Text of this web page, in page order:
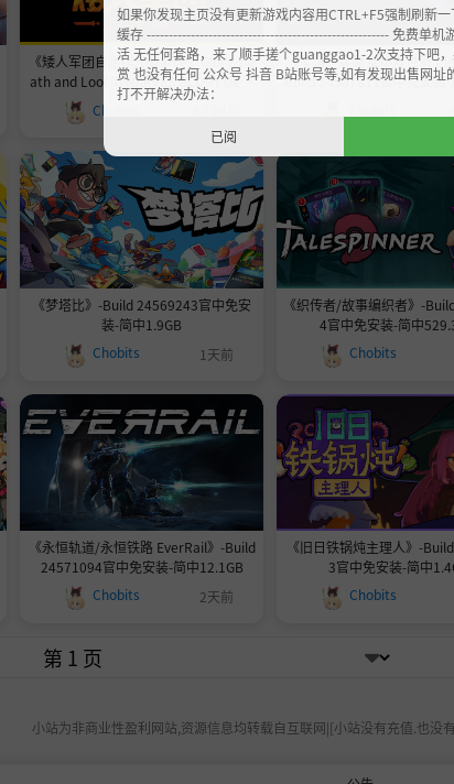
《矮人军团自走棋/Dwarves: Glory, De
ath and Loot/DWARVES GLORY DEAT
H AND LOOT》v2.1-Build 24587014官
中免安装-简中|容量600.5MB
Chobits
《坠落：金属女仆救世录
Build 24587811官中免安装-
《梦塔比》-Build 24569243官中免安
装-简中1.9GB
Chobits
1天前
《织传者/故事编织者》-
4官中免安装-简中
Chobits
《永恒轨道/永恒铁路 EverRail》-Build
24571094官中免安装-简中12.1GB
Chobits
2天前
《旧日铁锅炖主理人》-
3官中免安装-简中
Chobits
小站为非商业性盈利网站,资源信息均转载自互联网|[小站没有充值.也没
如果你发现主页没有更新游戏内容用CTRL+F5强制刷新
缓存 ------------------------------------------------------- 免费单
活 无任何套路，来了顺手搓个guanggao1-2次支持下吧
赏 也没有任何 公众号 抖音 B站账号等,如有发现出售网
打不开解决办法：
已阅